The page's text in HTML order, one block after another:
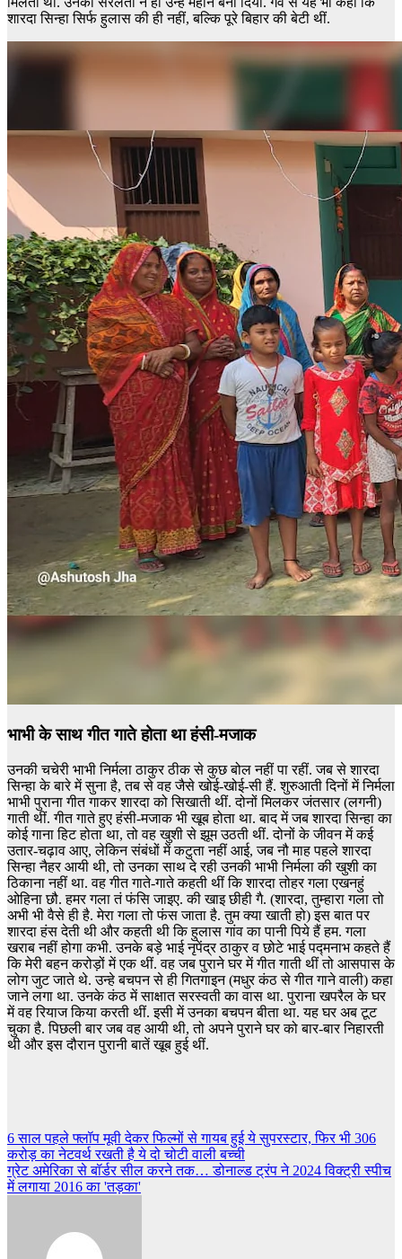
शारदा सिन्हा सिर्फ हुलास की ही नहीं, बल्कि पूरे बिहार की बेटी थीं.
भाभी के साथ गीत गाते होता था हंसी-मजाक
उनकी चचेरी भाभी निर्मला ठाकुर ठीक से कुछ बोल नहीं पा रहीं. जब से शारदा
सिन्हा के बारे में सुना है, तब से वह जैसे खोई-खोई-सी हैं. शुरुआती दिनों में निर्मला
भाभी पुराना गीत गाकर शारदा को सिखाती थीं. दोनों मिलकर जंतसार (लगनी)
गाती थीं. गीत गाते हुए हंसी-मजाक भी खूब होता था. बाद में जब शारदा सिन्हा का
कोई गाना हिट होता था, तो वह खुशी से झूम उठती थीं. दोनों के जीवन में कई
उतार-चढ़ाव आए, लेकिन संबंधों में कटुता नहीं आई, जब नौ माह पहले शारदा
सिन्हा नैहर आयी थी, तो उनका साथ दे रही उनकी भाभी निर्मला की खुशी का
ठिकाना नहीं था. वह गीत गाते-गाते कहती थीं कि शारदा तोहर गला एखनहुं
ओहिना छौ. हमर गला तं फंसि जाइए. की खाइ छीही गै. (शारदा, तुम्हारा गला तो
अभी भी वैसे ही है. मेरा गला तो फंस जाता है. तुम क्या खाती हो) इस बात पर
शारदा हंस देती थी और कहती थी कि हुलास गांव का पानी पिये हैं हम. गला
खराब नहीं होगा कभी. उनके बड़े भाई नृपेंद्र ठाकुर व छोटे भाई पद्मनाभ कहते हैं
कि मेरी बहन करोड़ों में एक थीं. वह जब पुराने घर में गीत गाती थीं तो आसपास के
लोग जुट जाते थे. उन्हे बचपन से ही गितगाइन (मधुर कंठ से गीत गाने वाली) कहा
जाने लगा था. उनके कंठ में साक्षात सरस्वती का वास था. पुराना खपरैल के घर
में वह रियाज किया करती थीं. इसी में उनका बचपन बीता था. यह घर अब टूट
चुका है. पिछली बार जब वह आयी थी, तो अपने पुराने घर को बार-बार निहारती
थी और इस दौरान पुरानी बातें खूब हुई थीं.
Post
navigation
6 साल पहले फ्लॉप मूवी देकर फिल्मों से गायब हुई ये सुपरस्टार, फिर भी 306
करोड़ का नेटवर्थ रखती है ये दो चोटी वाली बच्ची
ग्रेट अमेरिका से बॉर्डर सील करने तक… डोनाल्ड ट्रंप ने 2024 विक्ट्री स्पीच
में लगाया 2016 का 'तड़का'